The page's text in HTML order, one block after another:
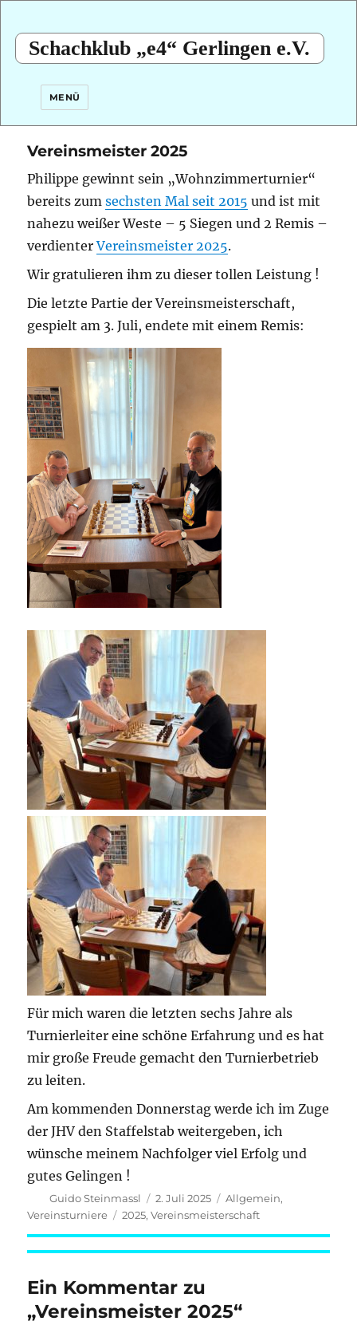
Schachklub „e4“ Gerlingen e.V.
MENÜ
Vereinsmeister 2025
Philippe gewinnt sein „Wohnzimmerturnier“
bereits zumsechsten Mal seit 2015 und ist mit
nahezu weißer Weste – 5 Siegen und 2 Remis –
verdienterVereinsmeister 2025.
Wir gratulieren ihm zu dieser tollen Leistung !
Die letzte Partie der Vereinsmeisterschaft,
gespielt am 3. Juli, endete mit einem Remis:
Für mich waren die letzten sechs Jahre als
Turnierleiter eine schöne Erfahrung und es hat
mir große Freude gemacht den Turnierbetrieb
zu leiten.
Am kommenden Donnerstag werde ich im Zuge
der JHV den Staffelstab weitergeben, ich
wünsche meinem Nachfolger viel Erfolg und
gutes Gelingen !
Autor
Guido Steinmassl
Veröffentlicht
am
2. Juli 2025 Kategorien
Allgemein,
Vereinsturniere
Schlagwörter
2025,Vereinsmeisterschaft
Ein Kommentar zu
„Vereinsmeister 2025“